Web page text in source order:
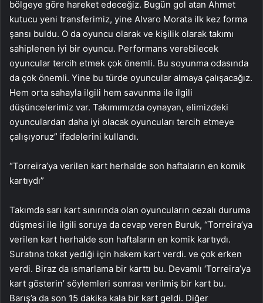
bölgeye göre hareket edeceğiz. Bugün gol atan Ahmet
kutucu yeni transferimiz, yine Alvaro Morata ilk kez forma
şansı buldu. O da oyuncu olarak ve kişilik olarak takımı
sahiplenen iyi bir oyuncu. Performans verebilecek
oyuncular tercih etmek çok önemli. Bu soyunma odasında
da çok önemli. Yine bu türde oyuncular almaya çalışacağız.
Hem orta sahayla ilgili hem savunma ile ilgili
düşüncelerimiz var. Takımımızda oynayan, elimizdeki
oyunculardan daha iyi olacak oyuncuları tercih etmeye
çalışıyoruz” ifadelerini kullandı.
“Torreira’ya verilen kart herhalde son haftaların en komik
kartıydı”
Takımda sarı kart sınırında olan oyuncuların cezalı duruma
düşmesi ile ilgili soruya da cevap veren Buruk, “Torreira’ya
verilen kart herhalde son haftaların en komik kartıydı.
Suratına tokat yediği için hakem kart verdi. ve çok erken
verdi. Biraz da ısmarlama bir karttı bu. Devamlı ‘Torreira’ya
kart gösterin’ söylemleri sonrası verilmiş bir kart bu.
Barış’a da son 15 dakika kala bir kart geldi. Diğer